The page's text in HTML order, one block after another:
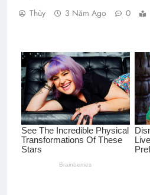
Thùy 3 Năm Ago 0